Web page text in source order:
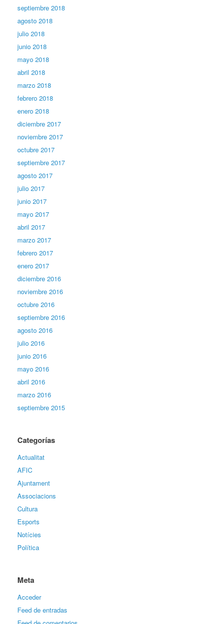
septiembre 2018
agosto 2018
julio 2018
junio 2018
mayo 2018
abril 2018
marzo 2018
febrero 2018
enero 2018
diciembre 2017
noviembre 2017
octubre 2017
septiembre 2017
agosto 2017
julio 2017
junio 2017
mayo 2017
abril 2017
marzo 2017
febrero 2017
enero 2017
diciembre 2016
noviembre 2016
octubre 2016
septiembre 2016
agosto 2016
julio 2016
junio 2016
mayo 2016
abril 2016
marzo 2016
septiembre 2015
Categorías
Actualitat
AFIC
Ajuntament
Associacions
Cultura
Esports
Notícies
Política
Meta
Acceder
Feed de entradas